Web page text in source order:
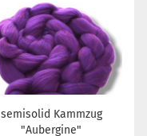
semisolid Kammzug
"Aubergine"